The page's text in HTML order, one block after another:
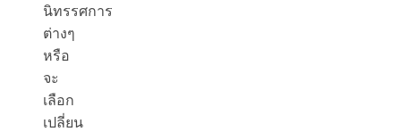
นิทรรศการ
ต่างๆ
หรือ
จะ
เลือก
เปลี่ยน